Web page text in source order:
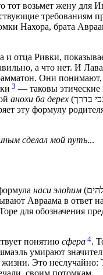
тот возьмет жену для
требованиям
Нахора, брата
и отца Ривки,
а что нет. И
Они
3 — таковы
анохи ба дерех (אנכי בדרך), «я на (верном) пути»
эту формулу
сделал мой путь...
наси элоhим (נשיא אלהים), которую можно
Авраама в ответ
для обозначения
понятию сфера 4.
умирают
Это неслучайно:
своим потомкам.